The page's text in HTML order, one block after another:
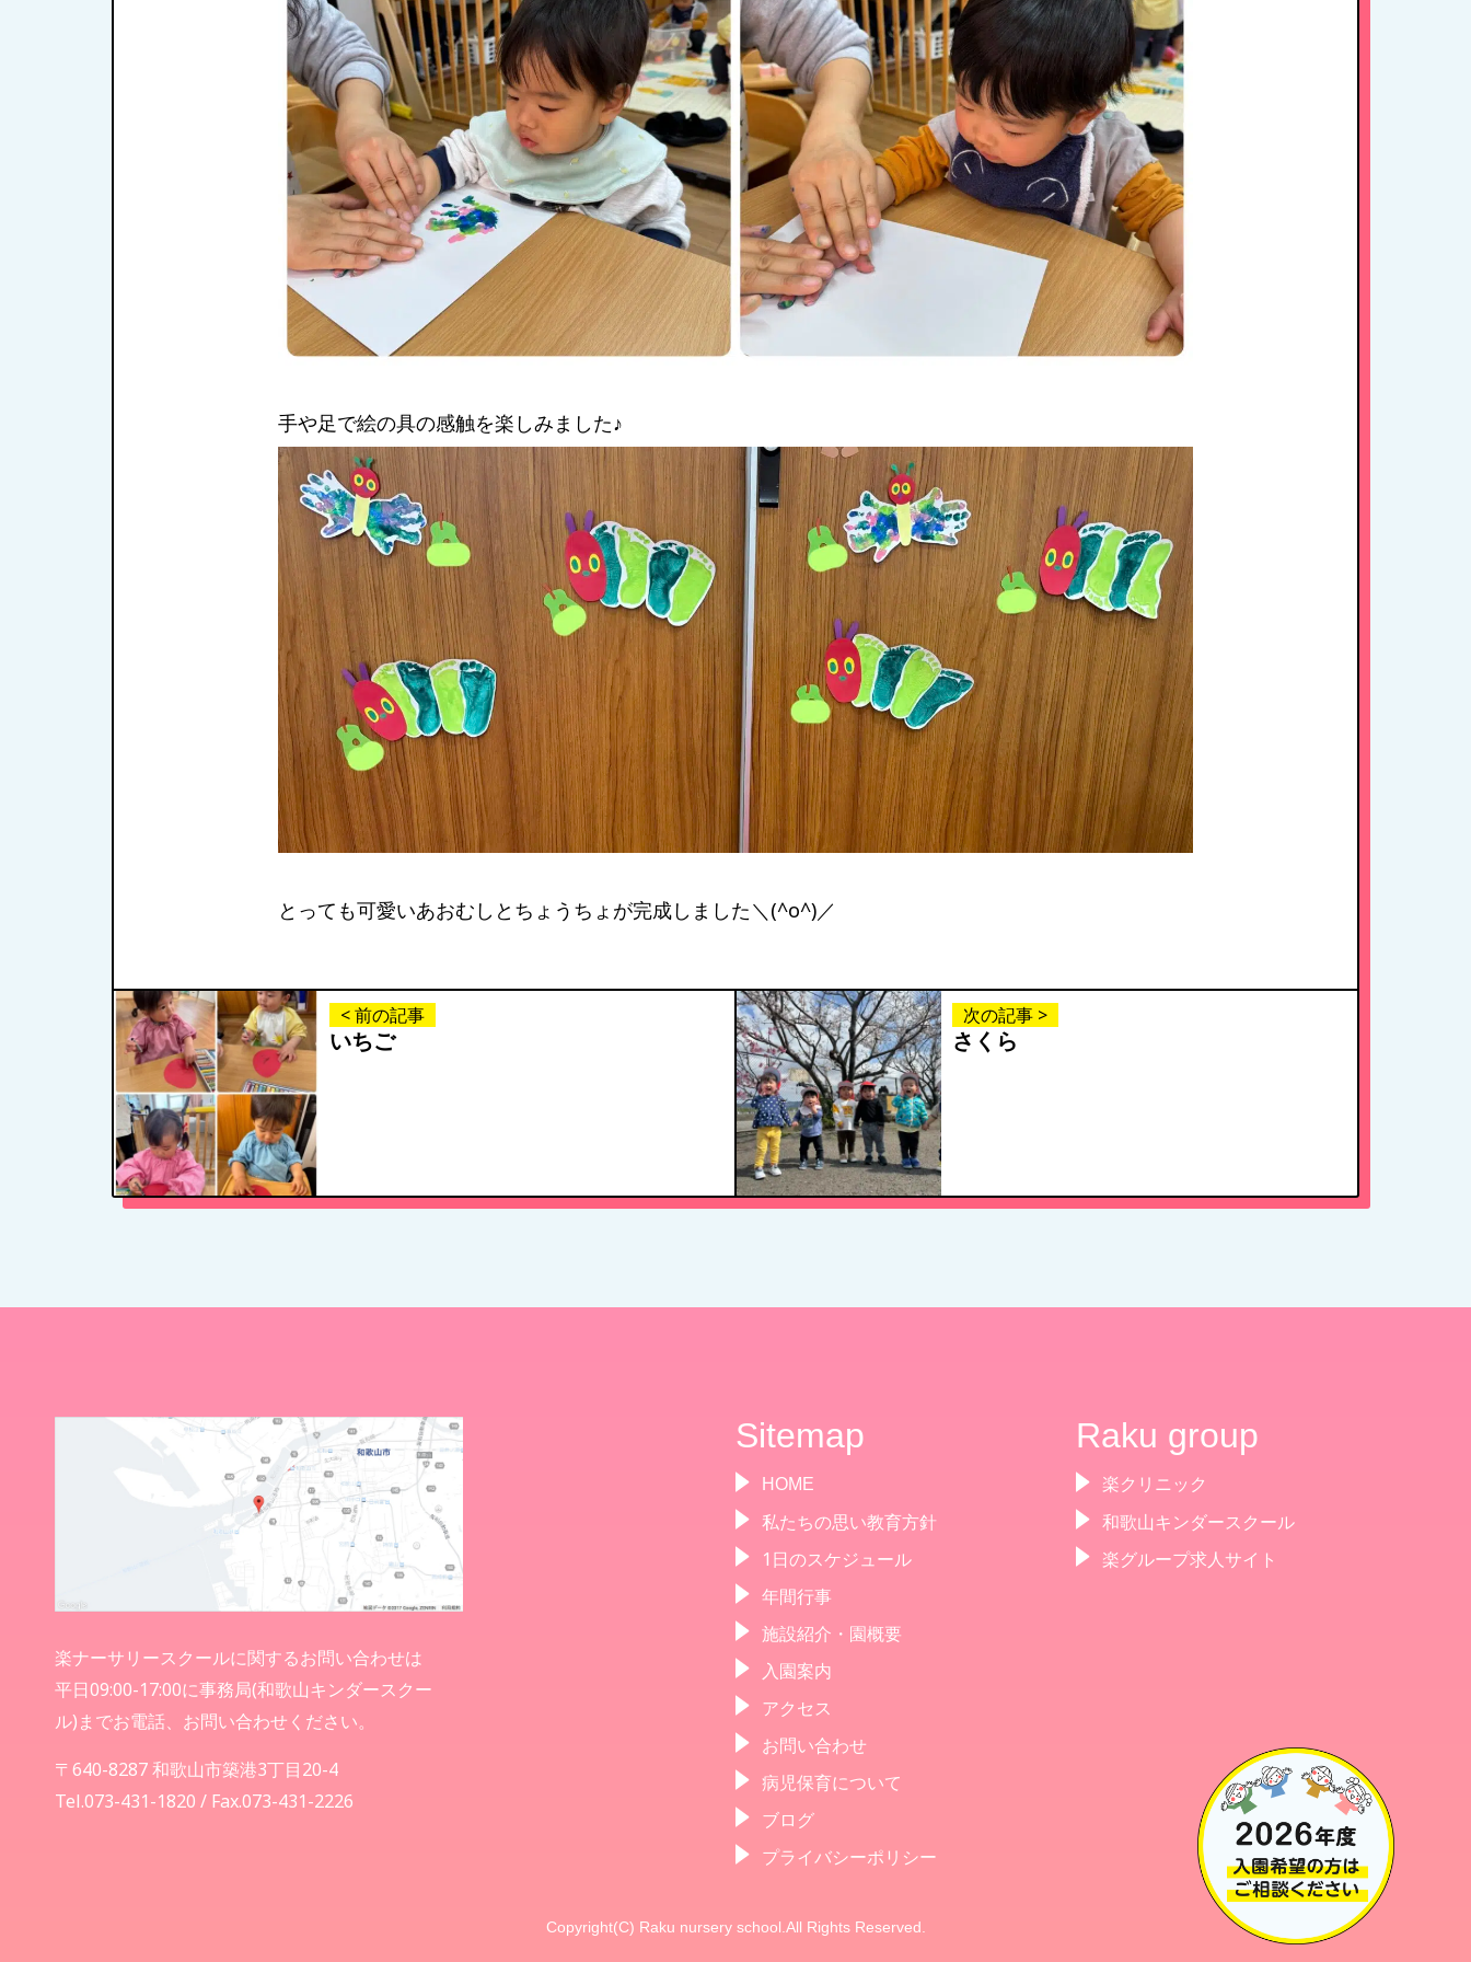
1日のスケジュール
年間行事
施設紹介・園概要
入園案内
お問い合わせ
病児保育について
手や足で絵の具の感触を楽しみました♪
とっても可愛いあおむしとちょうちょが完成しました＼(^o^)／
< 前の記事
いちご
次の記事 >
さくら
楽ナーサリースクールに関するお問い合わせは
平日09:00-17:00に事務局(和歌山キンダースクー
ル)までお電話、お問い合わせください。
〒640-8287 和歌山市築港3丁目20-4
Tel.073-431-1820 / Fax.073-431-2226
Sitemap
HOME
私たちの思い教育方針
1日のスケジュール
年間行事
施設紹介・園概要
入園案内
アクセス
お問い合わせ
病児保育について
ブログ
プライバシーポリシー
Raku group
楽クリニック
和歌山キンダースクール
楽グループ求人サイト
Copyright(C) Raku nursery school.All Rights Reserved.